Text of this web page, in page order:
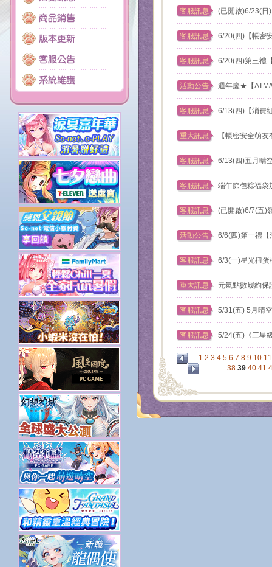
客服訊息 (已開啟)6/23(日
客服訊息 6/20(四)【帳密
客服訊息 6/20(四)第三禮
活動公告 週年慶★【ATM/
客服訊息 6/13(四)【消費
重大訊息 【帳密安全萌
客服訊息 6/13(四)五月晴
客服訊息 端午節包粽福袋
客服訊息 (已開啟)6/7(五)
活動公告 6/6(四)第一禮【
客服訊息 6/3(一)星光扭蛋
重大訊息 元氣點數履約保
客服訊息 5/31(五) 5月晴
客服訊息 5/24(五)《三星
1 2 3 4 5 6 7 8 9 10 11
38 39 40 41